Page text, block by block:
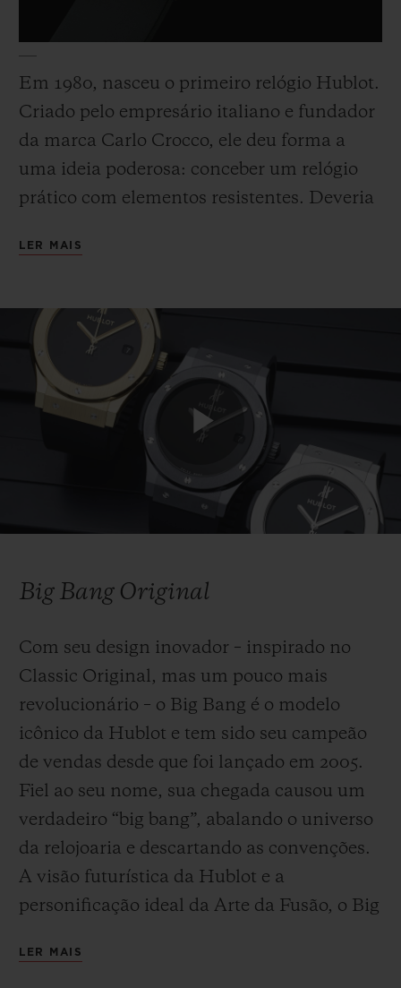
Em 1980, nasceu o primeiro relógio Hublot.
Criado pelo empresário italiano e fundador
da marca Carlo Crocco, ele deu forma a
uma ideia poderosa: conceber um relógio
prático com elementos resistentes. Deveria
clássico e esportivo com um design
um precioso e tradicional material - o ouro -
e um material moderno - a borracha - pela
primeira vez na história da relojoaria
moderna, o Classic Original dispensou os
códigos estabelecidos, impondo uma nova
visão de luxo que significou o início da “Arte
da Fusão” da Hublot. A sua forte
personalidade surgiu da mistura de
na escotilha de um navio (um ‘hublot’ em
combinada com uma caixa em ouro e um
mostrador preto minimalista, se tornaria a
assinatura estética dos relógios Hublot.
Décadas depois, é o padrão para relógios
esportivos de última geração.
LER MAIS
Play
Big Bang Original
Com seu design inovador – inspirado no
Classic Original, mas um pouco mais
revolucionário – o Big Bang é o modelo
icônico da Hublot e tem sido seu campeão
de vendas desde que foi lançado em 2005.
Fiel ao seu nome, sua chegada causou um
verdadeiro “big bang”, abalando o universo
da relojoaria e descartando as convenções.
A visão futurística da Hublot e a
personificação ideal da Arte da Fusão, o Big
uma nova era em termos de design de
LER MAIS
CONTATO
ENCONTRAR UMA